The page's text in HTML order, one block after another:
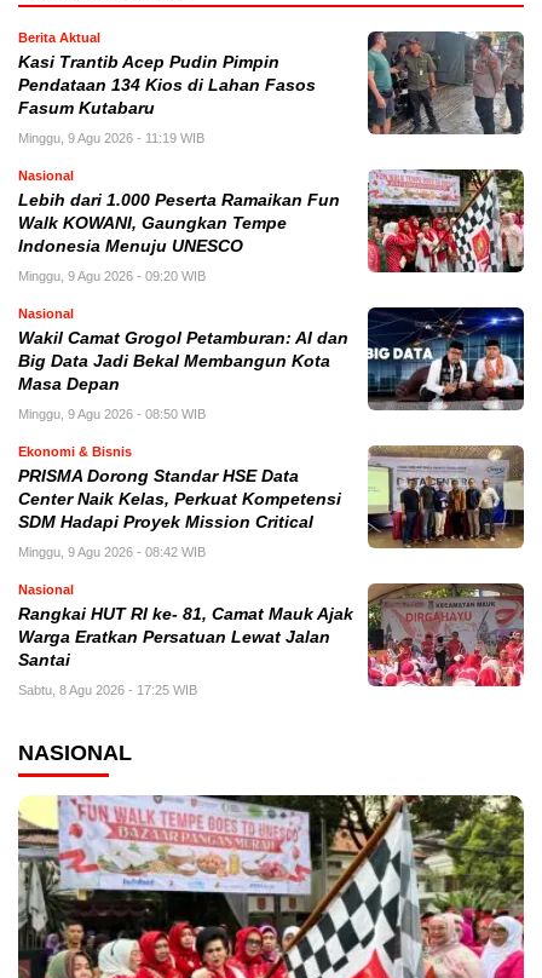
Berita Aktual
Kasi Trantib Acep Pudin Pimpin
Pendataan 134 Kios di Lahan Fasos
Fasum Kutabaru
Minggu, 9 Agu 2026 - 11:19 WIB
Nasional
Lebih dari 1.000 Peserta Ramaikan Fun
Walk KOWANI, Gaungkan Tempe
Indonesia Menuju UNESCO
Minggu, 9 Agu 2026 - 09:20 WIB
Nasional
Wakil Camat Grogol Petamburan: AI dan
Big Data Jadi Bekal Membangun Kota
Masa Depan
Minggu, 9 Agu 2026 - 08:50 WIB
Ekonomi & Bisnis
PRISMA Dorong Standar HSE Data
Center Naik Kelas, Perkuat Kompetensi
SDM Hadapi Proyek Mission Critical
Minggu, 9 Agu 2026 - 08:42 WIB
Nasional
Rangkai HUT RI ke- 81, Camat Mauk Ajak
Warga Eratkan Persatuan Lewat Jalan
Santai
Sabtu, 8 Agu 2026 - 17:25 WIB
NASIONAL